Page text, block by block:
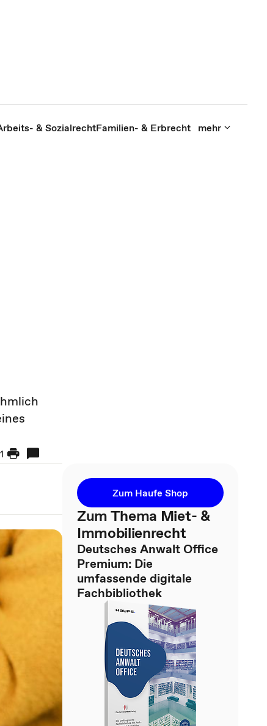
& SozialrechtFamilien- & Erbrecht mehr
1
Zum Haufe Shop
Zum Thema Miet- &
Immobilienrecht
Deutsches Anwalt Office
Premium: Die
umfassende digitale
Fachbibliothek